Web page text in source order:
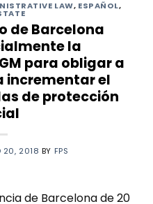
LAW, ESPAÑOL,
de Barcelona
la
para obligar a
incrementar el
de protección
20, 2018 BY FPS
de Barcelona de 20